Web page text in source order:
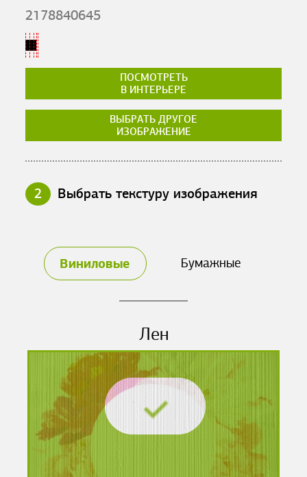
2178840645
ПОСМОТРЕТЬ
В ИНТЕРЬЕРЕ
ВЫБРАТЬ ДРУГОЕ
ИЗОБРАЖЕНИЕ
2 Выбрать текстуру изображения
Виниловые Бумажные
Лен